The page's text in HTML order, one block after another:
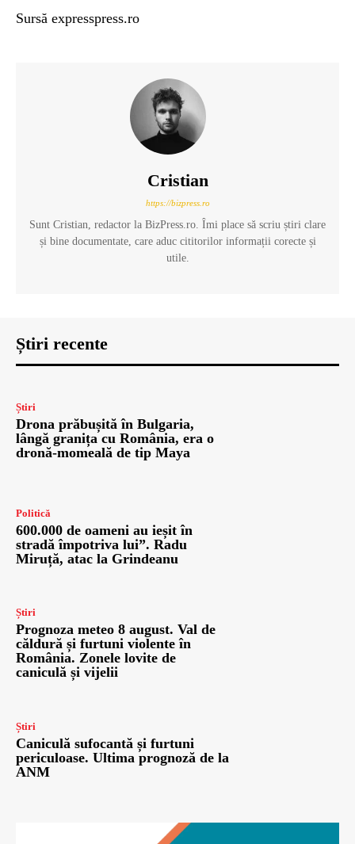
Sursă expresspress.ro
Cristian
https://bizpress.ro
Sunt Cristian, redactor la BizPress.ro. Îmi place să scriu știri clare
și bine documentate, care aduc cititorilor informații corecte și
utile.
Știri recente
Știri
Drona prăbușită în Bulgaria,
lângă granița cu România, era o
dronă-momeală de tip Maya
Politică
600.000 de oameni au ieșit în
stradă împotriva lui”. Radu
Miruță, atac la Grindeanu
Știri
Prognoza meteo 8 august. Val de
căldură și furtuni violente în
România. Zonele lovite de
caniculă și vijelii
Știri
Caniculă sufocantă și furtuni
periculoase. Ultima prognoză de la
ANM